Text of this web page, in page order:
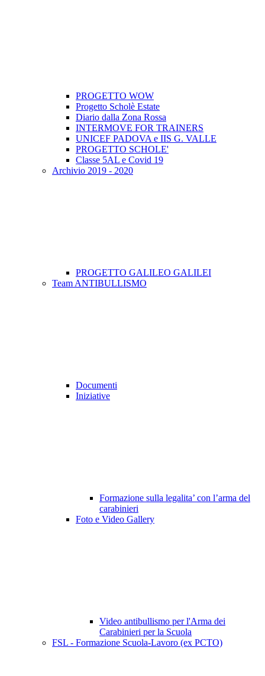
PROGETTO WOW
Progetto Scholè Estate
Diario dalla Zona Rossa
INTERMOVE FOR TRAINERS
UNICEF PADOVA e IIS G. VALLE
PROGETTO SCHOLE'
Classe 5AL e Covid 19
Archivio 2019 - 2020
PROGETTO GALILEO GALILEI
Team ANTIBULLISMO
Documenti
Iniziative
Formazione sulla legalita’ con l’arma del
carabinieri
Foto e Video Gallery
Video antibullismo per l'Arma dei
Carabinieri per la Scuola
FSL - Formazione Scuola-Lavoro (ex PCTO)